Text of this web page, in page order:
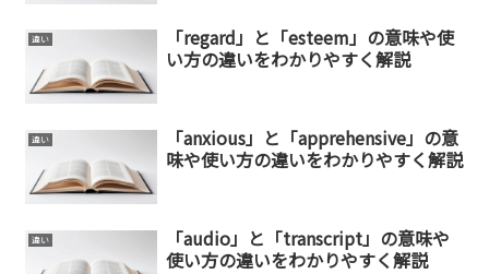
違い
「regard」と「esteem」の意味や使
い方の違いをわかりやすく解説
違い
「anxious」と「apprehensive」の意
味や使い方の違いをわかりやすく解説
違い
「audio」と「transcript」の意味や
使い方の違いをわかりやすく解説